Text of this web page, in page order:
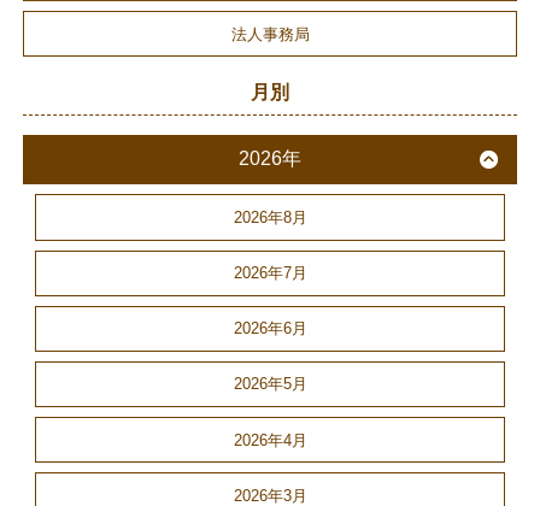
法人事務局
月別
2026年
2026年8月
2026年7月
2026年6月
2026年5月
2026年4月
2026年3月